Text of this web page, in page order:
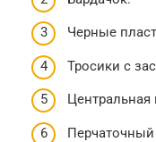
Черные
Тросики с
Центральная